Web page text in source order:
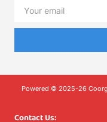
Powered © 2025-26
Contact Us: